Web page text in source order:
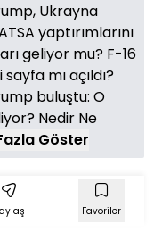
Ukrayna
yaptırımlarını
geliyor mu? F-16
mı açıldı?
buluştu: O
Nedir Ne
Göster
Favoriler